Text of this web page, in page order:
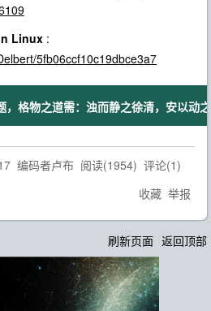
Linux :
5fb06ccf10c19dbce3a7
，格物之道需：浊而静之徐清，安以动
编码者卢布 阅读(1954) 评论(1)
收藏 举报
刷新页面 返回顶部